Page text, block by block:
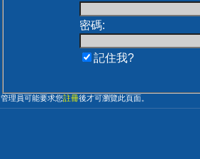
密碼:
記住我?
管理員可能要求您註冊後才可瀏覽此頁面。